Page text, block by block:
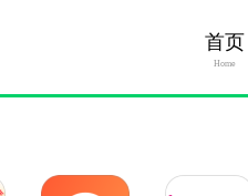
首页
Home